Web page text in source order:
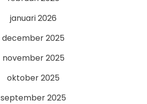
januari 2026
december 2025
november 2025
oktober 2025
september 2025